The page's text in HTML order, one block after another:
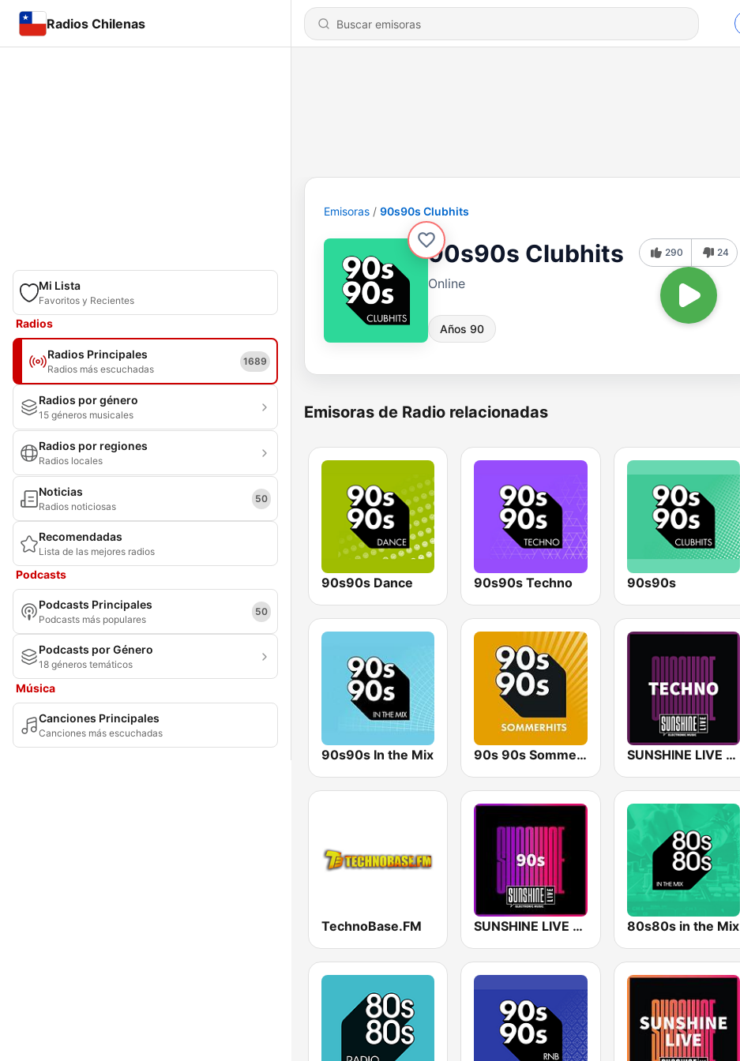
Radios Chilenas
Mi Lista
Favoritos y Recientes
Radios
Radios Principales
Radios más escuchadas
1689
Radios por género
15 géneros musicales
Radios por regiones
Radios locales
Noticias
Radios noticiosas
50
Recomendadas
Lista de las mejores radios
Podcasts
Podcasts Principales
Podcasts más populares
50
Podcasts por Género
18 géneros temáticos
Música
Canciones Principales
Canciones más escuchadas
Emisoras 90s90s Clubhits
90s90s Clubhits
Online
Años 90
290 24
Emisoras de Radio relacionadas
90s90s Dance 90s90s Techno 90s90s
90s90s In the Mix 90s 90s Sommerhits SUNSHINE LIVE - Techno
TechnoBase.FM SUNSHINE LIVE - 90s 80s80s in the Mix